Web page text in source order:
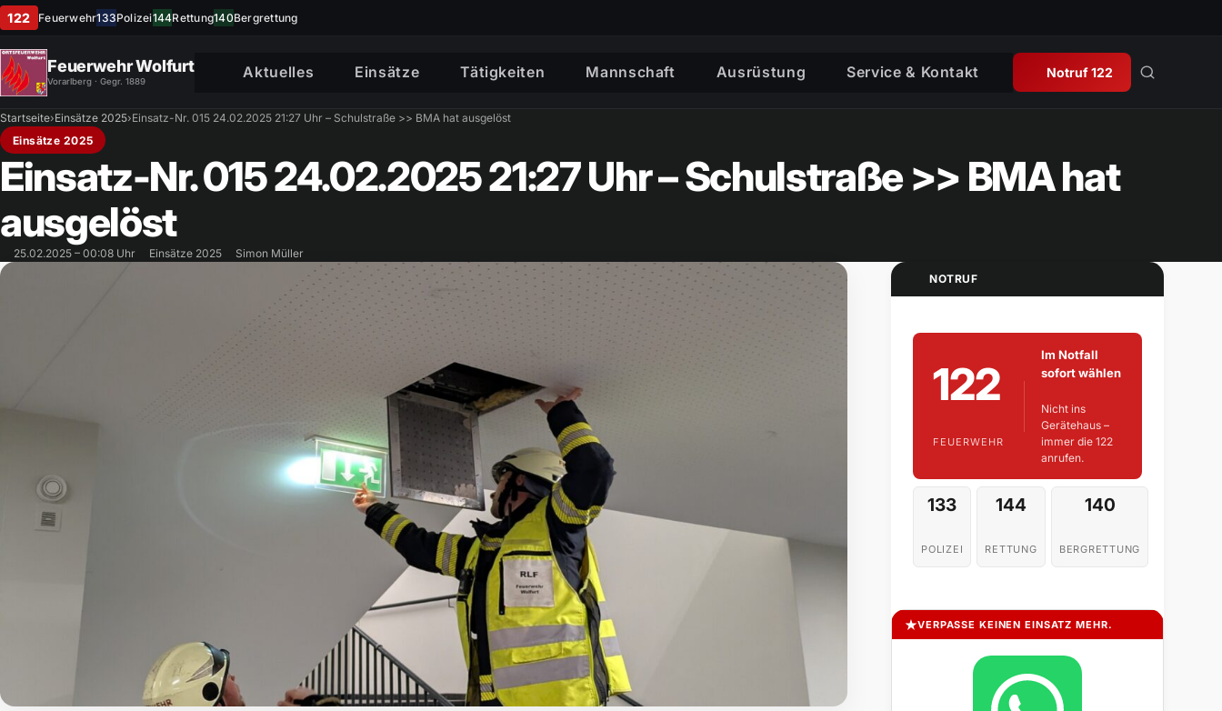
122 Feuerwehr133Polizei144Rettung140Bergrettung
Feuerwehr Wolfurt
Vorarlberg · Gegr. 1889
Aktuelles Einsätze Tätigkeiten Mannschaft Ausrüstung Service & Kontakt Notruf 122
Startseite›Einsätze 2025›Einsatz-Nr. 015 24.02.2025 21:27 Uhr – Schulstraße >> BMA hat ausgelöst
Einsätze 2025
Einsatz-Nr. 015 24.02.2025 21:27 Uhr – Schulstraße >> BMA hat
ausgelöst
25.02.2025 – 00:08 Uhr Einsätze 2025 Simon Müller
NOTRUF
122
FEUERWEHR
Im Notfall
sofort wählen
Nicht ins
Gerätehaus –
immer die 122
anrufen.
133
POLIZEI
144
RETTUNG
140
BERGRETTUNG
VERPASSE KEINEN EINSATZ MEHR.